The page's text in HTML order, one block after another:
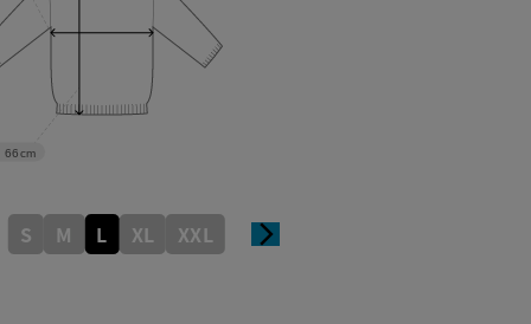
66cm
S M L XL XXL